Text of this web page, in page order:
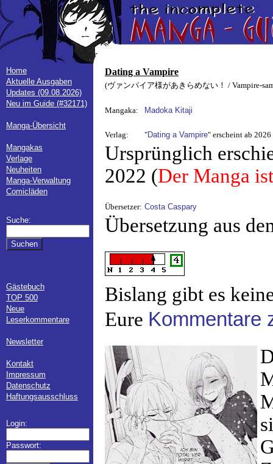
Home
Aktuelle Ausgaben
Updates (09.08.2026)
Neu im Guide (#32171)
Manga-Übersicht
Mangakas
Verlage
Neuheiten
Manga-Verwaltung
Comicläden
Suche:
Gästebuch
TOP 500
Neue
Leserkommentare
Newsletter
Kontakt
Impressum
Datenschutz
Haftungsausschluss
Login:
Passwort:
Dating a Vampire
(ヴァンパイア様があきらめない！ / Vampire-
Mangaka: Madoka Kitaji
Verlag: "Dating a Vampire" erscheint ab
Ursprünglich
2022 (Der Manga
Übersetzer: Costa Caspary
Übersetzung aus
Bislang gibt es
Eure Kommentare